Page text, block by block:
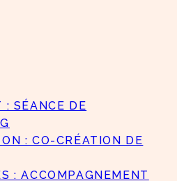
: SÉANCE DE
: CO-CRÉATION DE
: ACCOMPAGNEMENT